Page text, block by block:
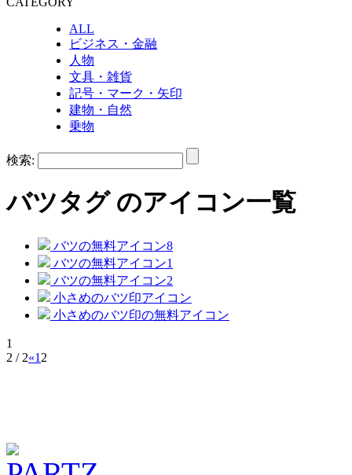
ALL
ビジネス・金融
人物
文具・雑貨
記号・マーク・矢印
建物・自然
乗物
検索:
バツタグ のアイコン一覧
バツの無料アイコン8
バツの無料アイコン1
バツの無料アイコン2
小さめのバツ印アイコン
小さめのバツ印の無料アイコン
1
2 / 2«1 2